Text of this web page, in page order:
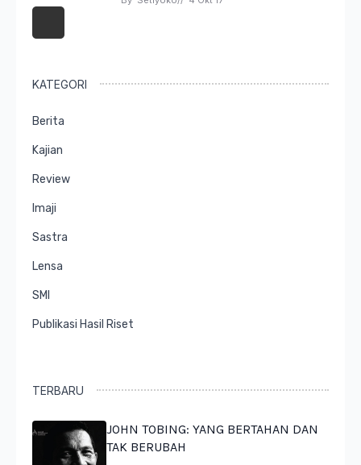
KATEGORI
Berita
Kajian
Review
Imaji
Sastra
Lensa
SMI
Publikasi Hasil Riset
TERBARU
JOHN TOBING: YANG BERTAHAN DAN
TAK BERUBAH